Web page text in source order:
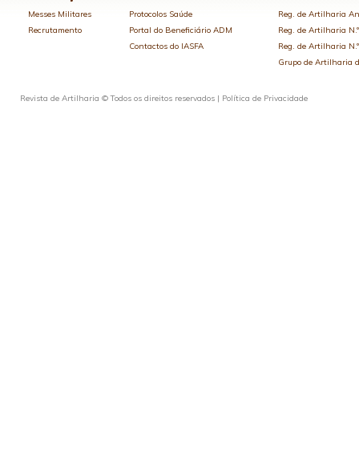
Messes Militares
Recrutamento
Protocolos Saúde
Portal do Beneficiário ADM
Contactos do IASFA
Reg. de Artilharia
Reg. de Artilharia
Reg. de Artilharia
Grupo de Artilharia
Revista de Artilharia © Todos os direitos reservados | Política de Privacidade